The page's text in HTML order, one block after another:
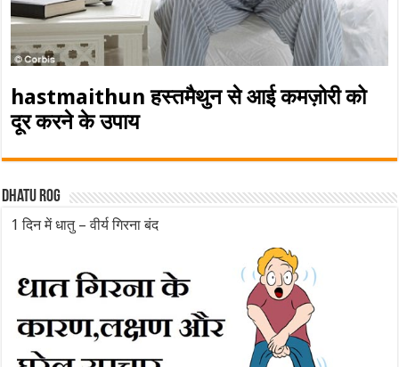
hastmaithun हस्तमैथुन से आई कमज़ोरी को
दूर करने के उपाय
Dhatu rog
1 दिन में धातु – वीर्य गिरना बंद